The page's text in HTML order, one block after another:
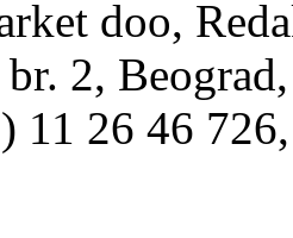
doo,
2,
11 26 46